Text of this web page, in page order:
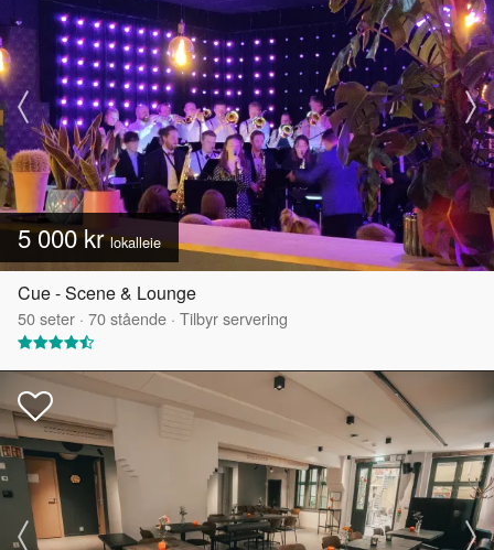
5 000 krlokalleie
Cue - Scene & Lounge
50seter · 70stående · Tilbyr servering